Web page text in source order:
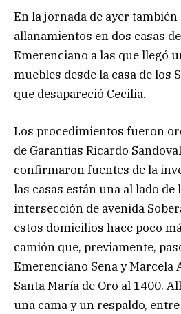
En la jornada de ayer
allanamientos en dos casas
Emerenciano a las que llegó
muebles desde la casa de los
que desapareció Cecilia.
Los procedimientos fueron
de Garantías Ricardo
confirmaron fuentes de la
las casas están una al lado de
intersección de avenida
estos domicilios hace poco
camión que, previamente,
Emerenciano Sena y Marcela
Santa María de Oro al 1400.
una cama y un respaldo,